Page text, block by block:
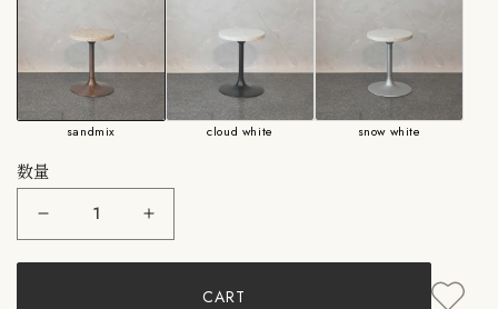
み合わせ変更等のオーダーメイド製作を行っております。
sandmix cloud white snow white
数量
COLOR&#39;U：
BEALSTONE
Round
COLOR&#39;U：
BEALSTONE
Round
CART